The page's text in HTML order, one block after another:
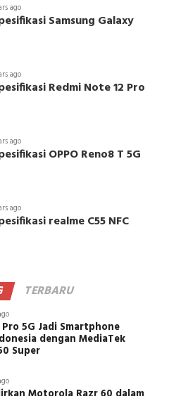
ago
Samsung Galaxy
ago
Redmi Note 12 Pro
ago
OPPO Reno8 T 5G
ago
realme C55 NFC
TERBARU
Pro 5G Jadi Smartphone
dengan MediaTek
Super